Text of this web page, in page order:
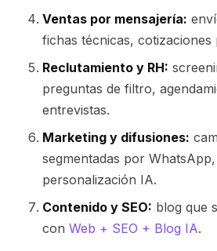
Ventas por mensajería:
fichas técnicas, cotizaciones
Reclutamiento y RH:
preguntas de filtro,
entrevistas.
Marketing y difusiones:
segmentadas por
personalización IA.
Contenido y SEO: blog que
con Web + SEO + Blog IA.